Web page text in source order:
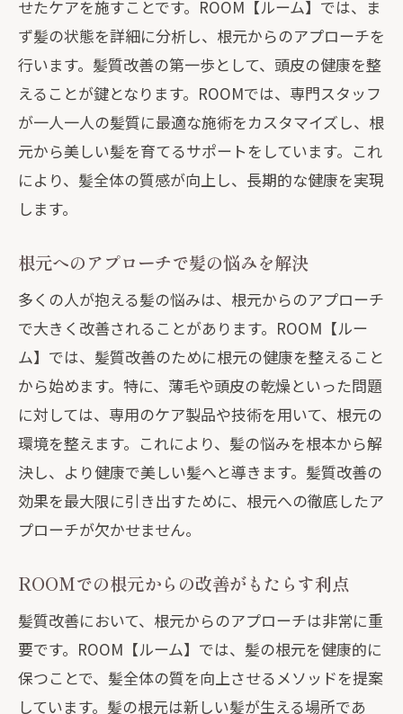
せたケアを施すことです。ROOM【ルーム】では、ま
ず髪の状態を詳細に分析し、根元からのアプローチを
行います。髪質改善の第一歩として、頭皮の健康を整
えることが鍵となります。ROOMでは、専門スタッフ
が一人一人の髪質に最適な施術をカスタマイズし、根
元から美しい髪を育てるサポートをしています。これ
により、髪全体の質感が向上し、長期的な健康を実現
します。
根元へのアプローチで髪の悩みを解決
多くの人が抱える髪の悩みは、根元からのアプローチ
で大きく改善されることがあります。ROOM【ルー
ム】では、髪質改善のために根元の健康を整えること
から始めます。特に、薄毛や頭皮の乾燥といった問題
に対しては、専用のケア製品や技術を用いて、根元の
環境を整えます。これにより、髪の悩みを根本から解
決し、より健康で美しい髪へと導きます。髪質改善の
効果を最大限に引き出すために、根元への徹底したア
プローチが欠かせません。
ROOMでの根元からの改善がもたらす利点
髪質改善において、根元からのアプローチは非常に重
要です。ROOM【ルーム】では、髪の根元を健康的に
保つことで、髪全体の質を向上させるメソッドを提案
しています。髪の根元は新しい髪が生える場所であ